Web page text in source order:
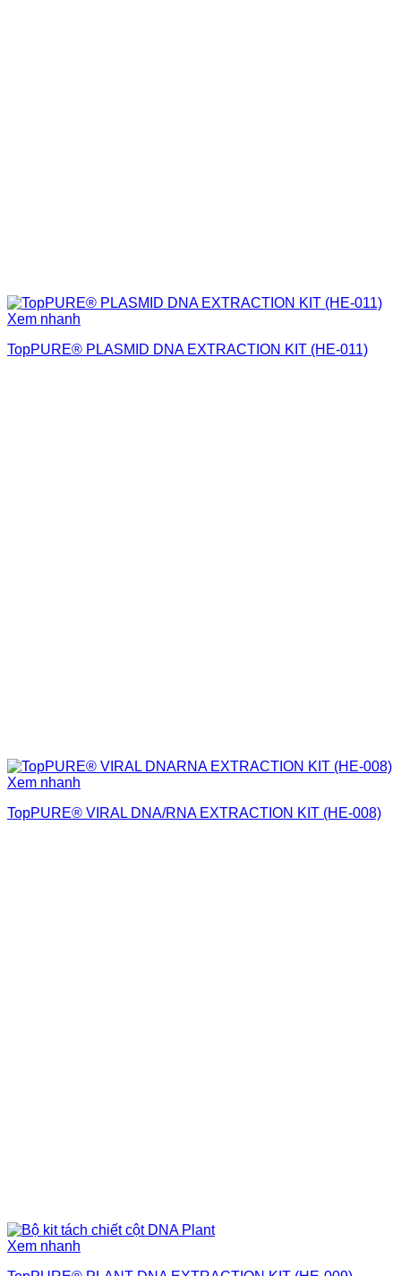
Xem nhanh
TopPURE® PLASMID DNA EXTRACTION KIT (HE-011)
Xem nhanh
TopPURE® VIRAL DNA/RNA EXTRACTION KIT (HE-008)
Xem nhanh